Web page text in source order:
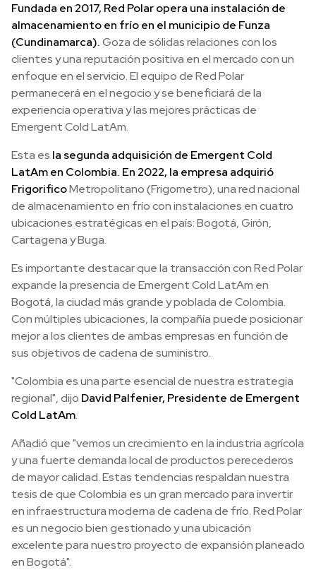
Fundada en 2017, Red Polar opera una instalación de
almacenamiento en frío en el municipio de Funza
(Cundinamarca).Goza de sólidas relaciones con los
clientes y una reputación positiva en el mercado con un
enfoque en el servicio. El equipo de Red Polar
permanecerá en el negocio y se beneficiará de la
experiencia operativa y las mejores prácticas de
Emergent Cold LatAm.
Esta es la segunda adquisición de Emergent Cold
LatAm en Colombia. En 2022, la empresa adquirió
FrigorificoMetropolitano (Frigometro), una red nacional
de almacenamiento en frío con instalaciones en cuatro
ubicaciones estratégicas en el país: Bogotá, Girón,
Cartagena y Buga.
Es importante destacar que la transacción con Red Polar
expande la presencia de Emergent Cold LatAm en
Bogotá, la ciudad más grande y poblada de Colombia.
Con múltiples ubicaciones, la compañía puede posicionar
mejor a los clientes de ambas empresas en función de
sus objetivos de cadena de suministro.
"Colombia es una parte esencial de nuestra estrategia
regional", dijo David Palfenier, Presidente de Emergent
Cold LatAm.
Añadió que "vemos un crecimiento en la industria agrícola
y una fuerte demanda local de productos perecederos
de mayor calidad. Estas tendencias respaldan nuestra
tesis de que Colombia es un gran mercado para invertir
en infraestructura moderna de cadena de frío. Red Polar
es un negocio bien gestionado y una ubicación
excelente para nuestro proyecto de expansión planeado
en Bogotá".